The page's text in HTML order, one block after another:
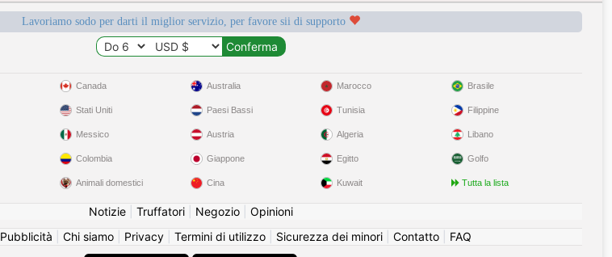
Lavoriamo sodo per darti il miglior servizio, per favore sii di supporto
Canada
Stati Uniti
Messico
Colombia
Animali domestici
Australia
Paesi Bassi
Austria
Giappone
Cina
Marocco
Tunisia
Algeria
Egitto
Kuwait
Brasile
Filippine
Libano
Golfo
Tutta la lista
Notizie| Truffatori| Negozio| Opinioni
Pubblicità Chi siamo Privacy Termini di utilizzo Sicurezza dei minori Contatto FAQ